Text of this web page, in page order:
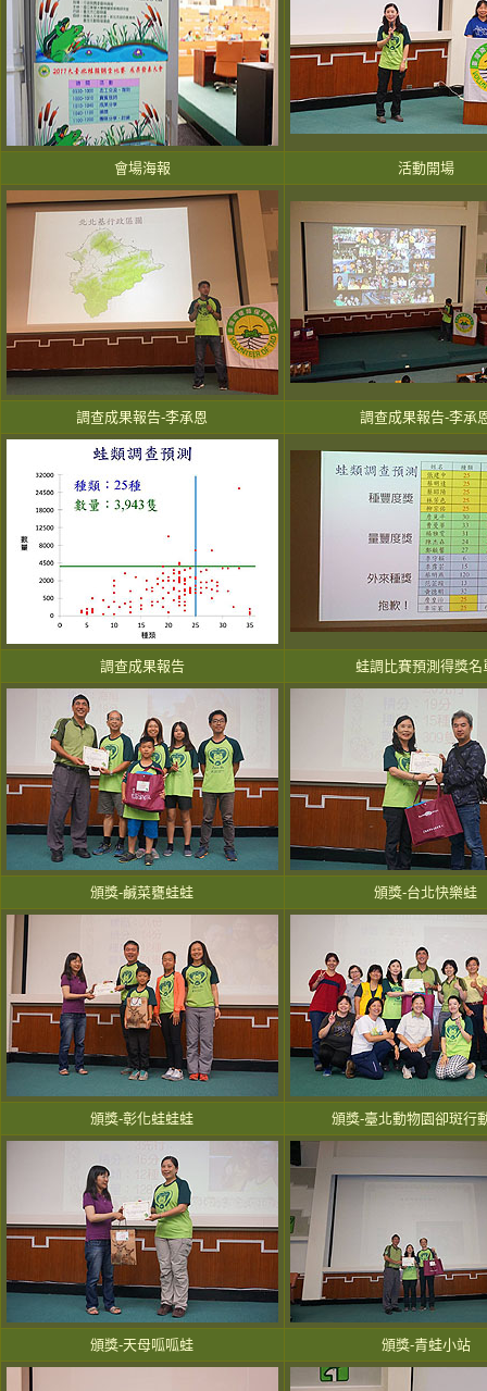
會場海報 活動開場
調查成果報告-李承恩 調查成果報告-李承
調查成果報告 蛙調比賽預測得獎名
頒獎-鹹菜甕蛙蛙 頒獎-台北快樂蛙
頒獎-彰化蛙蛙蛙 頒獎-臺北動物園卻斑行
頒獎-天母呱呱蛙 頒獎-青蛙小站